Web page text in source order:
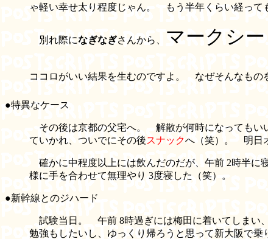
ゃ軽い幸せ太り程度じゃん。 もう半年くらい経って
別れ際になぎなぎさんから、 マークシ
ココロがいい結果を生むのですよ。 なぜそんなも
●特異なケース
その後は京都の父宅へ。 解散が何時になってもい
ていかれ、ついでにその後スナックへ（笑）。 明日
確かに中程度以上には飲んだのだが、午前 2時半
様に手を合わせて無理やり 3度寝した（笑）。
●新幹線とのジハード
試験当日。 午前 8時過ぎには梅田に着いてしまい
勉強もしたいし、ゆっくり帰ろうと思って新大阪で乗